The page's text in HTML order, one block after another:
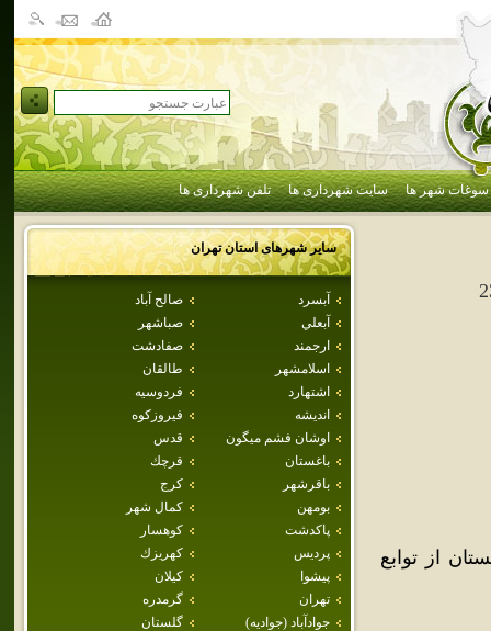
سوغات شهر ها سایت شهرداری ها تلفن شهرداری ها
سایر شهرهای استانتهران
آبسرد
صالح آباد
آبعلي
صباشهر
ارجمند
صفادشت
اسلامشهر
طالقان
اشتهارد
فردوسيه
انديشه
فيروزكوه
اوشان فشم ميگون
قدس
باغستان
قرچك
باقرشهر
كرج
بومهن
كمال شهر
پاكدشت
كوهسار
پرديس
كهريزك
پيشوا
كيلان
تهران
گرمدره
جوادآباد (جواديه)
گلستان
از توابع